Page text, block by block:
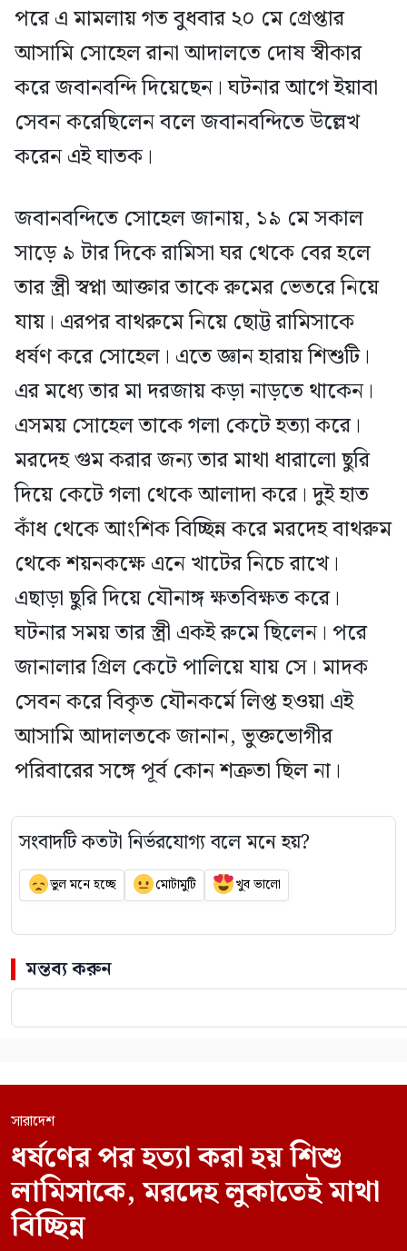
পরে এ মামলায় গত বুধবার ২০ মে গ্রেপ্তার
আসামি সোহেল রানা আদালতে দোষ স্বীকার
করে জবানবন্দি দিয়েছেন। ঘটনার আগে ইয়াবা
সেবন করেছিলেন বলে জবানবন্দিতে উল্লেখ
করেন এই ঘাতক।
জবানবন্দিতে সোহেল জানায়, ১৯ মে সকাল
সাড়ে ৯ টার দিকে রামিসা ঘর থেকে বের হলে
তার স্ত্রী স্বপ্না আক্তার তাকে রুমের ভেতরে নিয়ে
যায়। এরপর বাথরুমে নিয়ে ছোট্ট রামিসাকে
ধর্ষণ করে সোহেল। এতে জ্ঞান হারায় শিশুটি।
এর মধ্যে তার মা দরজায় কড়া নাড়তে থাকেন।
এসময় সোহেল তাকে গলা কেটে হত্যা করে।
মরদেহ গুম করার জন্য তার মাথা ধারালো ছুরি
দিয়ে কেটে গলা থেকে আলাদা করে। দুই হাত
কাঁধ থেকে আংশিক বিচ্ছিন্ন করে মরদেহ বাথরুম
থেকে শয়নকক্ষে এনে খাটের নিচে রাখে।
এছাড়া ছুরি দিয়ে যৌনাঙ্গ ক্ষতবিক্ষত করে।
ঘটনার সময় তার স্ত্রী একই রুমে ছিলেন। পরে
জানালার গ্রিল কেটে পালিয়ে যায় সে। মাদক
সেবন করে বিকৃত যৌনকর্মে লিপ্ত হওয়া এই
আসামি আদালতকে জানান, ভুক্তভোগীর
পরিবারের সঙ্গে পূর্ব কোন শত্রুতা ছিল না।
সংবাদটি কতটা নির্ভরযোগ্য বলে মনে হয়?
ভুল মনে হচ্ছে মোটামুটি খুব ভালো
মন্তব্য করুন
সারাদেশ
ধর্ষণের পর হত্যা করা হয় শিশু
লামিসাকে, মরদেহ লুকাতেই মাথা
বিচ্ছিন্ন